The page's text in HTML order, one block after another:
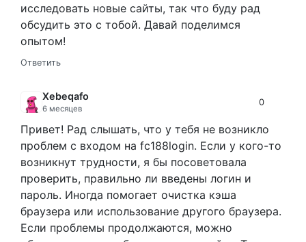
исследовать новые сайты, так что буду рад
обсудить это с тобой. Давай поделимся
опытом!
Ответить
Xebeqafo
6 месяцев
0
Привет! Рад слышать, что у тебя не возникло
проблем с входом на fc188login. Если у кого-то
возникнут трудности, я бы посоветовала
проверить, правильно ли введены логин и
пароль. Иногда помогает очистка кэша
браузера или использование другого браузера.
Если проблемы продолжаются, можно